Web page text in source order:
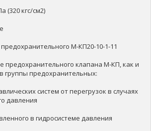
(320 кгс/см2)
М-КП20-10-1-11
предохранительного клапана М-КП, как и
группы предохранительных:
систем от перегрузок в случаях
давления
в гидросистеме давления